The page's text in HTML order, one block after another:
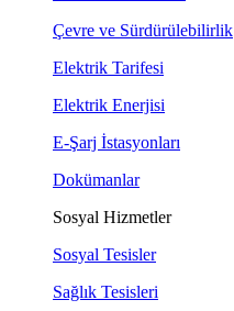
Çevre ve Sürdürülebilirlik
Elektrik Tarifesi
Elektrik Enerjisi
E-Şarj İstasyonları
Dokümanlar
Sosyal Hizmetler
Sosyal Tesisler
Sağlık Tesisleri